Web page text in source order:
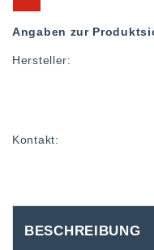
Angaben zur
Hersteller:
Kontakt:
BESCHREIBUNG